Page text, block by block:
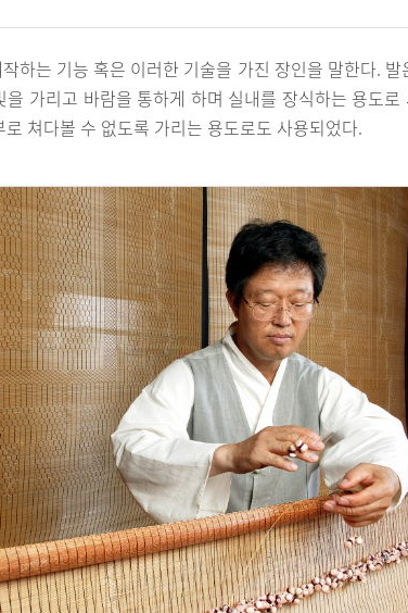
하는 기능 혹은 이러한 기술을 가진 장인을 말한다. 발
가리고 바람을 통하게 하며 실내를 장식하는 용도로
쳐다볼 수 없도록 가리는 용도로도 사용되었다.